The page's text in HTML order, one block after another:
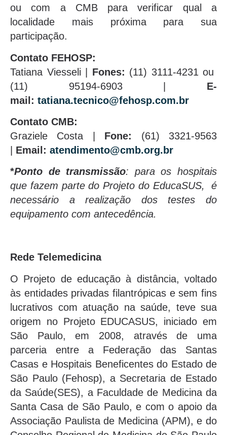
ou com a CMB para verificar qual a
localidade mais próxima para sua
participação.
Contato FEHOSP:
Tatiana Viesseli | Fones: (11) 3111-4231 ou
(11) 95194-6903 | E-
mail: tatiana.tecnico@fehosp.com.br
Contato CMB:
Graziele Costa | Fone:
(61) 3321-9563
Email: atendimento@cmb.org.br
*Ponto de transmissão: para os hospitais
que fazem parte do Projeto do EducaSUS, é
necessário a realização dos testes do
equipamento com antecedência.
Rede Telemedicina
O Projeto de educação à distância, voltado
às entidades privadas filantrópicas e sem fins
lucrativos com atuação na saúde, teve sua
origem no Projeto EDUCASUS, iniciado em
São Paulo, em 2008, através de uma
parceria entre a Federação das Santas
Casas e Hospitais Beneficentes do Estado de
São Paulo (Fehosp), a Secretaria de Estado
da Saúde(SES), a Faculdade de Medicina da
Santa Casa de São Paulo, e com o apoio da
Associação Paulista de Medicina (APM), e do